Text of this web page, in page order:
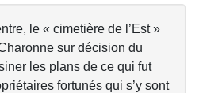
le « cimetière de l’Est »
sur décision du
les plans de ce qui fut
fortunés qui s’y sont